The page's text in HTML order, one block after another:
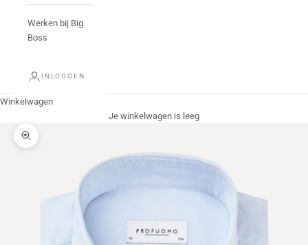
Werken bij Big
Boss
INLOGGEN
Winkelwagen
Je winkelwagen is leeg
In-/uitzoomen